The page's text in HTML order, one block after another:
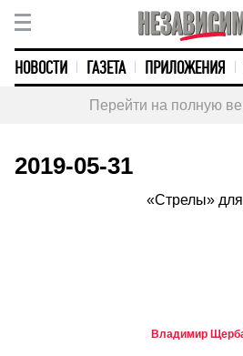
НОВОСТИ ГАЗЕТА ПРИЛОЖЕНИЯ
Перейти на полную
2019-05-31
«Стрелы»
Владимир